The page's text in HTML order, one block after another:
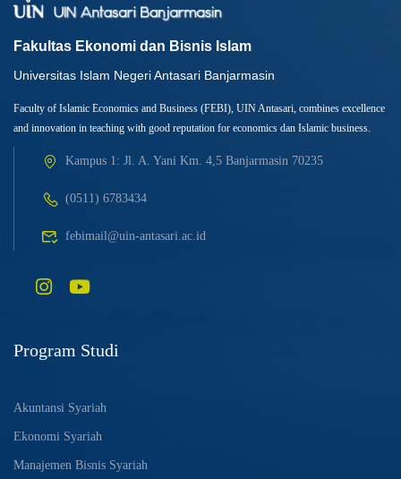
Fakultas Ekonomi dan Bisnis Islam
Universitas Islam Negeri Antasari Banjarmasin
Faculty of Islamic Economics and Business (FEBI), UIN Antasari, combines excellence
and innovation in teaching with good reputation for economics dan Islamic business.
Kampus 1: Jl. A. Yani Km. 4,5 Banjarmasin 70235
(0511) 6783434
febimail@uin-antasari.ac.id
Program Studi
Akuntansi Syariah
Ekonomi Syariah
Manajemen Bisnis Syariah